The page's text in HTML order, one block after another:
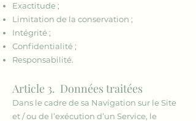
Exactitude ;
Limitation de la conservation ;
Intégrité ;
Confidentialité ;
Responsabilité.
Article 3. Données traitées
Dans le cadre de sa Navigation sur le Site
et / ou de l’exécution d’un Service, le